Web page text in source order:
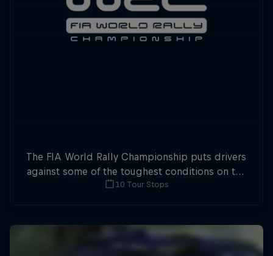
The FIA World Rally Championship puts drivers
against some of the toughest conditions on the
planet.
10 Tour Stops